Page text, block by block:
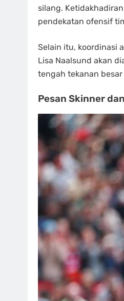
silang.
pendekatan ofensif
Selain itu, koordinasi
Lisa Naalsund akan
tengah tekanan besar
Pesan Skinner